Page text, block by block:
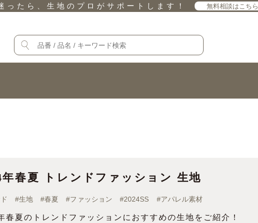
ったら、生地のプロがサポートします！ 無料相談はこちら
年春夏 トレンドファッション 生地
#生地 #春夏 #ファッション #2024SS #アパレル素材
春夏のトレンドファッションにおすすめの生地をご紹介！